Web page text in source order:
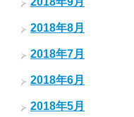
2018年8月
2018年7月
2018年6月
2018年5月